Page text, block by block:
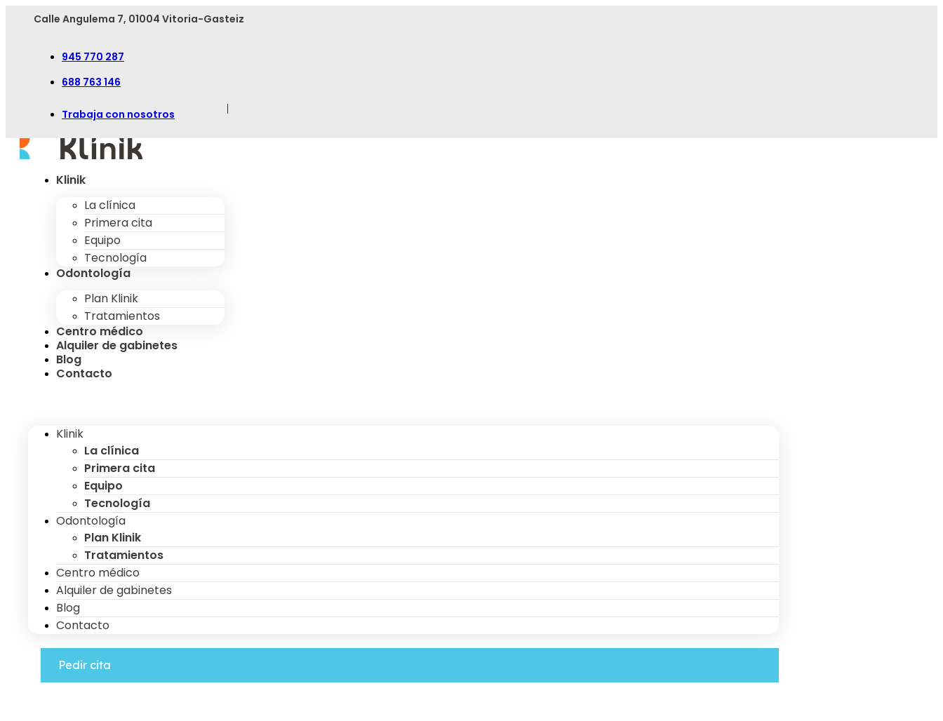
Calle Angulema 7, 01004 Vitoria-Gasteiz
945 770 287
688 763 146
|
Trabaja con nosotros
Klinik
La clínica
Primera cita
Equipo
Tecnología
Odontología
Plan Klinik
Tratamientos
Centro médico
Alquiler de gabinetes
Blog
Contacto
Klinik
La clínica
Primera cita
Equipo
Tecnología
Odontología
Plan Klinik
Tratamientos
Centro médico
Alquiler de gabinetes
Blog
Contacto
Pedir cita